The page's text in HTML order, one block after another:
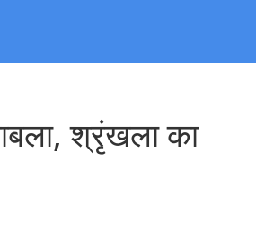
श्रृंखला का